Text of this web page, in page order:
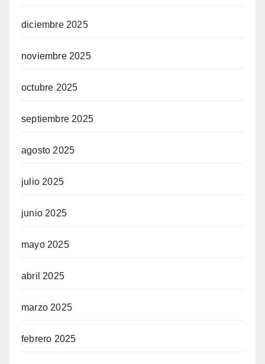
diciembre 2025
noviembre 2025
octubre 2025
septiembre 2025
agosto 2025
julio 2025
junio 2025
mayo 2025
abril 2025
marzo 2025
febrero 2025